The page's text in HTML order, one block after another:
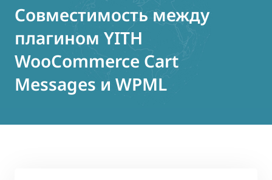
Совместимость между
плагином YITH
WooCommerce Cart
Messages и WPML